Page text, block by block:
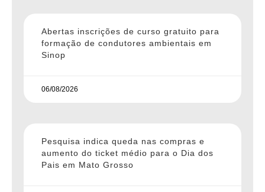
Abertas inscrições de curso gratuito para
formação de condutores ambientais em
Sinop
06/08/2026
Pesquisa indica queda nas compras e
aumento do ticket médio para o Dia dos
Pais em Mato Grosso